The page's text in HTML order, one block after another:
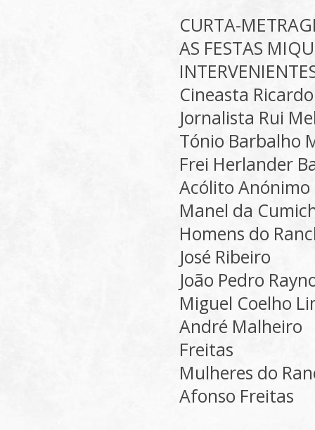
CURTA-
AS FESTAS
Cineasta
Jornalista Rui
Tónio Barbalho
Frei Herlander
Acólito
Manel da
Homens do
José Ribeiro
João Pedro
Miguel Coelho
André Malheiro
Freitas
Mulheres do
Afonso Freitas